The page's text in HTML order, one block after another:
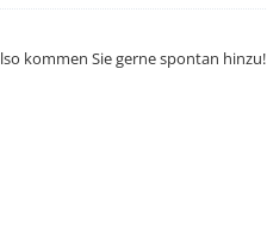
kommen Sie gerne spontan hinzu!